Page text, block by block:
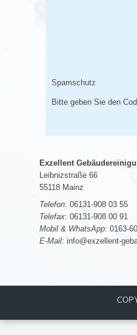
Spamschutz
Bitte geben Sie den
Exzellent
Leibnizstraße 66
55118 Mainz
Telefon: 06131-908 03 55
Telefax: 06131-908 00 91
Mobil & WhatsApp: 0163-
E-Mail: info@exzellent-